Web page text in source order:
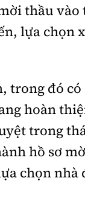
thầu vào
lựa chọn
trong đó
hoàn
trong
hồ sơ
chọn nhà